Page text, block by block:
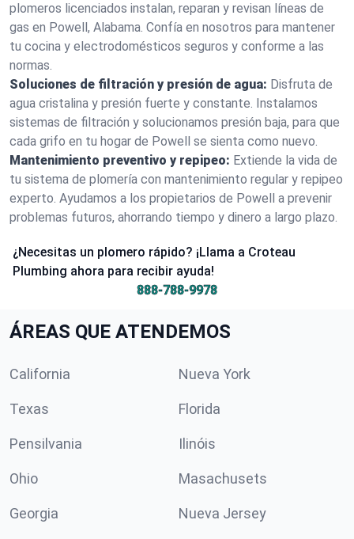
plomeros licenciados instalan, reparan y revisan líneas de
gas en Powell, Alabama. Confía en nosotros para mantener
tu cocina y electrodomésticos seguros y conforme a las
normas.
Soluciones de filtración y presión de agua: Disfruta de
agua cristalina y presión fuerte y constante. Instalamos
sistemas de filtración y solucionamos presión baja, para que
cada grifo en tu hogar de Powell se sienta como nuevo.
Mantenimiento preventivo y repipeo: Extiende la vida de
tu sistema de plomería con mantenimiento regular y repipeo
experto. Ayudamos a los propietarios de Powell a prevenir
problemas futuros, ahorrando tiempo y dinero a largo plazo.
¿Necesitas un plomero rápido? ¡Llama a Croteau
Plumbing ahora para recibir ayuda!
888-788-9978
ÁREAS QUE ATENDEMOS
California Nueva York
Texas Florida
Pensilvania Ilinóis
Ohio Masachusets
Georgia Nueva Jersey